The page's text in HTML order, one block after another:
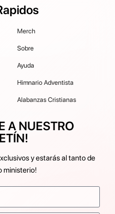
Merch
Sobre
Ayuda
Himnario Adventista
Alabanzas Cristianas
A NUESTRO
y estarás al tanto de
ministerio!